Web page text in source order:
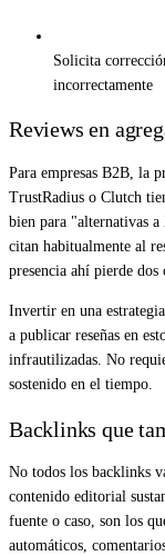
Solicita
incorrectamente
Reviews en
Para empresas B2B, la
TrustRadius o Clutch
bien para "alternativas
citan habitualmente al
presencia ahí pierde dos
Invertir en una
a publicar reseñas en
infrautilizadas. No
sostenido en el tiempo.
Backlinks que
No todos los backlinks
contenido editorial
fuente o caso, son los
automáticos,